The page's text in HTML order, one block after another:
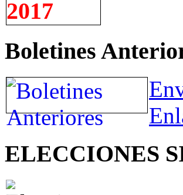
Boletines
ELECCIONES